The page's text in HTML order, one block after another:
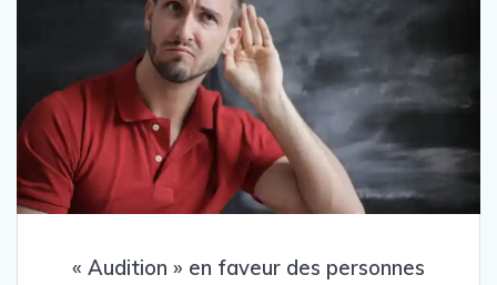
« Audition » en faveur des personnes